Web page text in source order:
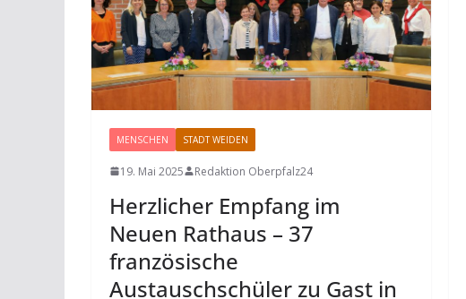
MENSCHEN STADT WEIDEN
19. Mai 2025 Redaktion Oberpfalz24
Herzlicher Empfang im
Neuen Rathaus – 37
französische
Austauschschüler zu Gast in